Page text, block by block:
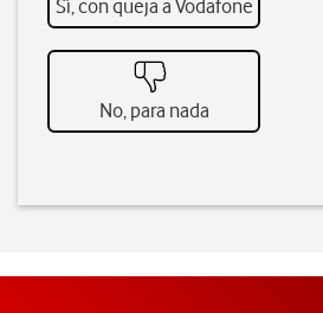
Sí, con queja a Vodafone
No, para nada